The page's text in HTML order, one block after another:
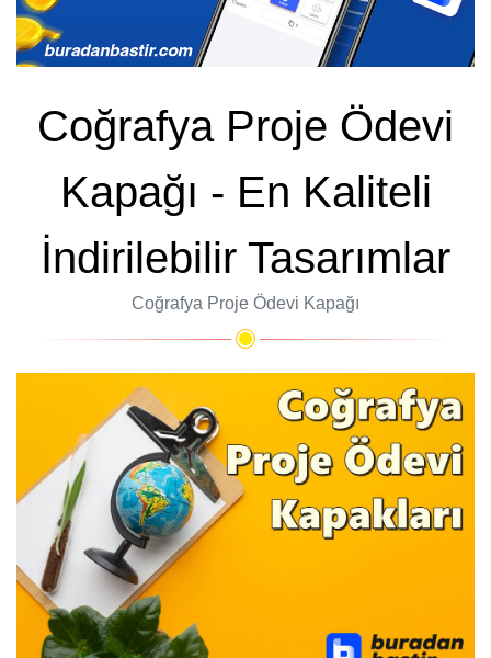
Coğrafya Proje Ödevi
Kapağı - En Kaliteli
İndirilebilir Tasarımlar
Coğrafya Proje Ödevi Kapağı